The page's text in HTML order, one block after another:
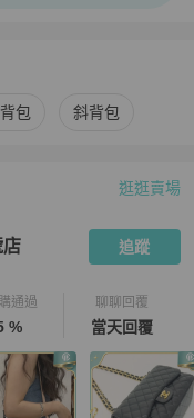
包 斜背包
品嚴選✨一號店介紹
逛逛賣場
店 追蹤
通過
%
聊聊回覆
當天回覆